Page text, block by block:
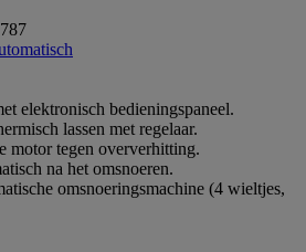
elektronisch bedieningspaneel.
lassen met regelaar.
motor tegen oververhitting.
na het omsnoeren.
omsnoeringsmachine (4 wieltjes,